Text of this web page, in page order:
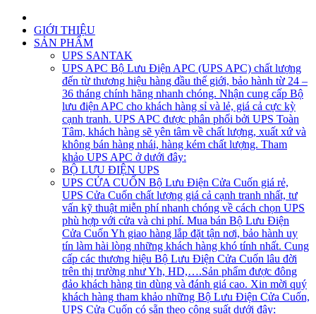
GIỚI THIỆU
SẢN PHẨM
UPS SANTAK
UPS APC Bộ Lưu Điện APC (UPS APC) chất lượng
đến từ thương hiệu hàng đầu thế giới, bảo hành từ 24 –
36 tháng chính hãng nhanh chóng. Nhận cung cấp Bộ
lưu điện APC cho khách hàng sỉ và lẻ, giá cả cực kỳ
cạnh tranh. UPS APC được phân phối bởi UPS Toàn
Tâm, khách hàng sẽ yên tâm về chất lượng, xuất xứ và
không bán hàng nhái, hàng kém chất lượng. Tham
khảo UPS APC ở dưới đây:
BỘ LƯU ĐIỆN UPS
UPS CỬA CUỐN Bộ Lưu Điện Cửa Cuốn giá rẻ,
UPS Cửa Cuốn chất lượng giá cả cạnh tranh nhất, tư
vấn kỹ thuật miễn phí nhanh chóng về cách chọn UPS
phù hợp với cửa và chi phí. Mua bán Bộ Lưu Điện
Cửa Cuốn Yh giao hàng lắp đặt tận nơi, bảo hành uy
tín làm hài lòng những khách hàng khó tính nhất. Cung
cấp các thương hiệu Bộ Lưu Điện Cửa Cuốn lâu đời
trên thị trường như Yh, HD,….Sản phẩm được đông
đảo khách hàng tin dùng và đánh giá cao. Xin mời quý
khách hàng tham khảo những Bộ Lưu Điện Cửa Cuốn,
UPS Cửa Cuốn có sẵn theo công suất dưới đây: